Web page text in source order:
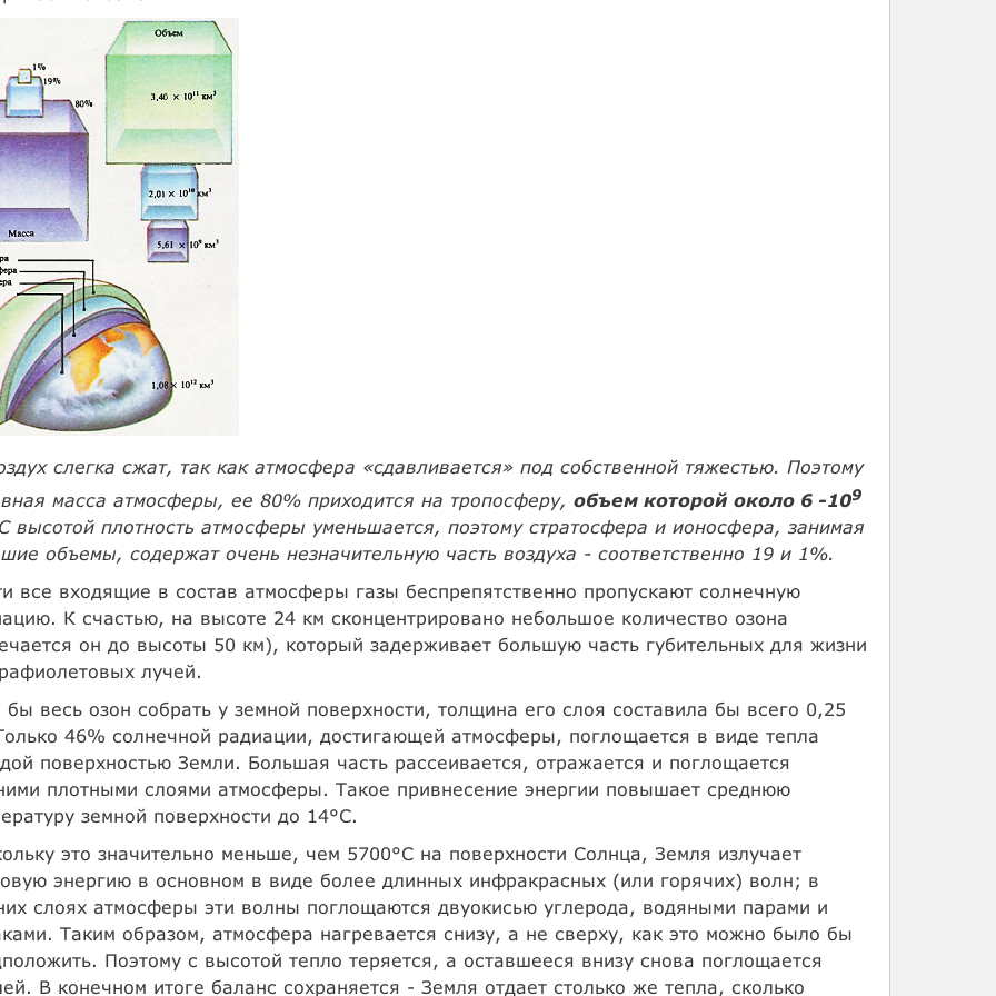
слегка сжат, так как атмосфера «сдавливается» под собственной тяжестью. Поэтому
масса атмосферы, ее 80% приходится на тропосферу, объем которой около 6 -109
высотой плотность атмосферы уменьшается, поэтому стратосфера и ионосфера, занимая
объемы, содержат очень незначительную часть воздуха - соответственно 19 и 1%.
все входящие в состав атмосферы газы беспрепятственно пропускают солнечную
К счастью, на высоте 24 км сконцентрировано небольшое количество озона
он до высоты 50 км), который задерживает большую часть губительных для жизни
лучей.
бы весь озон собрать у земной поверхности, толщина его слоя составила бы всего 0,25
46% солнечной радиации, достигающей атмосферы, поглощается в виде тепла
поверхностью Земли. Большая часть рассеивается, отражается и поглощается
плотными слоями атмосферы. Такое привнесение энергии повышает среднюю
земной поверхности до 14°С.
это значительно меньше, чем 5700°С на поверхности Солнца, Земля излучает
энергию в основном в виде более длинных инфракрасных (или горячих) волн; в
слоях атмосферы эти волны поглощаются двуокисью углерода, водяными парами и
Таким образом, атмосфера нагревается снизу, а не сверху, как это можно было бы
Поэтому с высотой тепло теряется, а оставшееся внизу снова поглощается
В конечном итоге баланс сохраняется - Земля отдает столько же тепла, сколько